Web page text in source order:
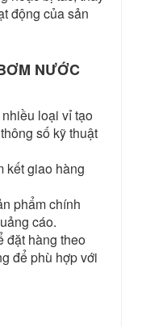
động của sản
NƯỚC
loại vỉ tạo
số kỹ thuật
kết giao hàng
phẩm chính
cáo.
đặt hàng theo
để phù hợp với